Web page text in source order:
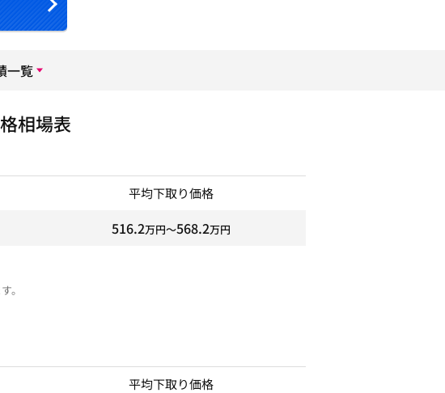
一覧
相場表
平均下取り価格
516.2万円〜568.2万円
。
平均下取り価格